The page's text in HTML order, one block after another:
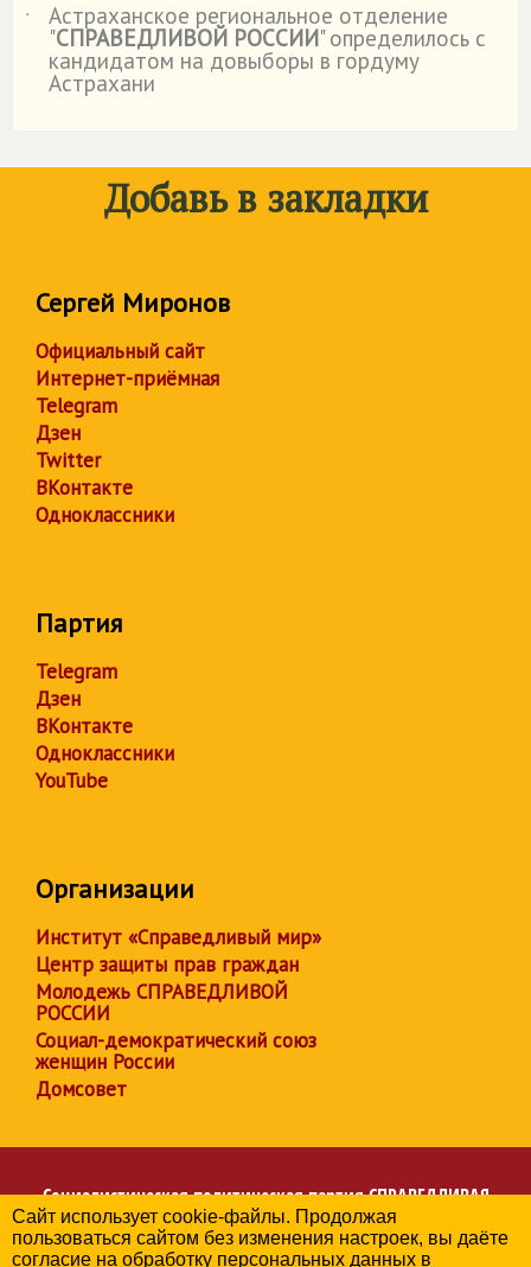
˙
Астраханское региональное отделение
"СПРАВЕДЛИВОЙ РОССИИ" определилось с
кандидатом на довыборы в гордуму
Астрахани
Добавь в закладки
Сергей Миронов
Официальный сайт
Интернет-приёмная
Telegram
Дзен
Twitter
ВКонтакте
Одноклассники
Партия
Telegram
Дзен
ВКонтакте
Одноклассники
YouTube
Организации
Институт «Справедливый мир»
Центр защиты прав граждан
Молодежь СПРАВЕДЛИВОЙ
РОССИИ
Социал-демократический союз
женщин России
Домсовет
Социалистическая политическая партияСПРАВЕДЛИВАЯ
РОССИЯ
Региональное отделение партии в Астраханской области
Сайт использует cookie-файлы. Продолжая
пользоваться сайтом без изменения настроек, вы даёте
согласие на обработку персональных данных в